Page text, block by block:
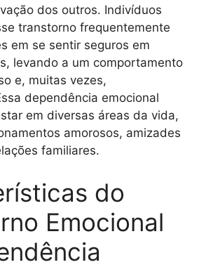
dos outros. Indivíduos
transtorno frequentemente
em se sentir seguros em
levando a um comportamento
e, muitas vezes,
dependência emocional
em diversas áreas da vida,
amorosos, amizades
familiares.
do
Emocional